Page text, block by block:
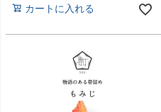
カートに入れる